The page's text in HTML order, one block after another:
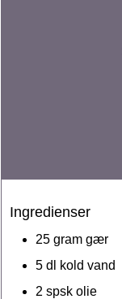
Ingredienser
25 gram gær
5 dl
kold vand
2 spsk olie